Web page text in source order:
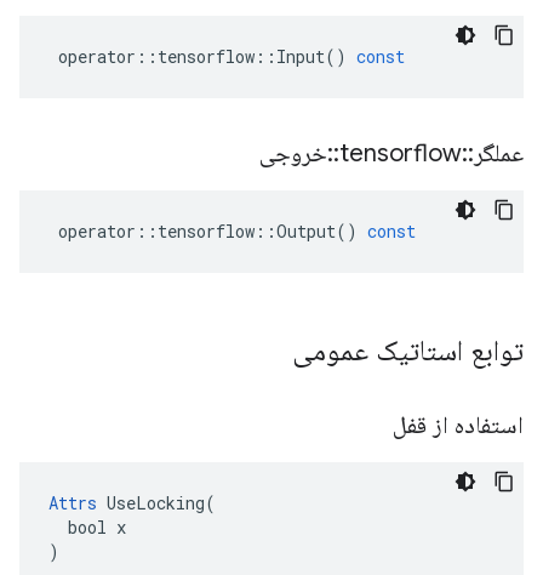
operator :: tensorflow :: Input() const
عملگر ::
tensorflow
::خروجی
operator :: tensorflow ::Output() const
توابع استاتیک عمومی
استفاده از قفل
Attrs UseLocking(
  bool x
)